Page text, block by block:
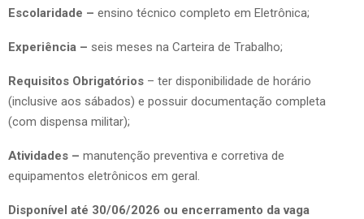
Escolaridade – ensino técnico completo em Eletrônica;
Experiência – seis meses na Carteira de Trabalho;
Requisitos Obrigatórios – ter disponibilidade de horário
(inclusive aos sábados) e possuir documentação completa
(com dispensa militar);
Atividades – manutenção preventiva e corretiva de
equipamentos eletrônicos em geral.
Disponível até 30/06/2026 ou encerramento da vaga